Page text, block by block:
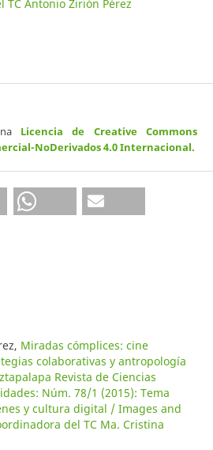
TC Antonio Zirión Pérez
Licencia de Creative Commons
NoDerivados 4.0 Internacional.
Miradas cómplices: cine
colaborativas y antropología
Revista de Ciencias
Núm. 78/1 (2015): Tema
y cultura digital / Images and
del TC Ma. Cristina